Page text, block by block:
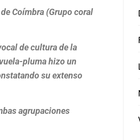
Coímbra (Grupo coral
de cultura de la
pluma hizo un
su extenso
agrupaciones